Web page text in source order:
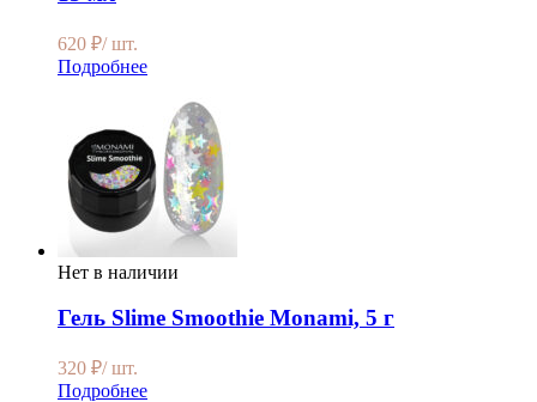
620 ₽/ шт.
Подробнее
Нет в наличии
Гель Slime Smoothie Monami, 5 г
320 ₽/ шт.
Подробнее